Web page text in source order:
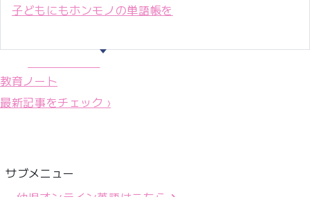
子どもにもホンモノの単語帳を
教育ノート
最新記事をチェック ›
サブメニュー
幼児オンライン英語はこちら